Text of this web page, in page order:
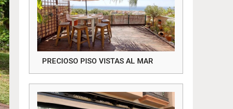
PRECIOSO PISO VISTAS AL MAR